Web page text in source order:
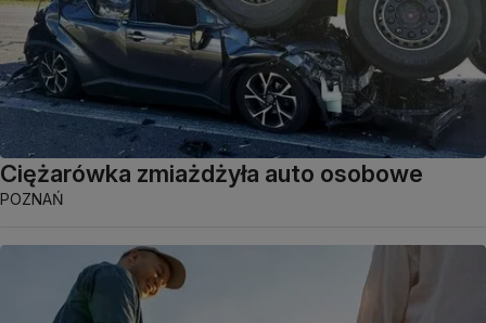
Ciężarówka zmiażdżyła auto osobowe
POZNAŃ